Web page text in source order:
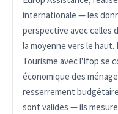
internationale — les
perspective avec celles
la moyenne vers le
Tourisme avec l'Ifop se
économique des
resserrement
sont valides — ils